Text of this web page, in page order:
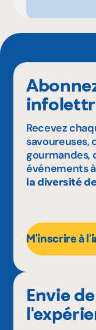
Recevez
savoureuses,
gourmandes,
événements
la diversité
M'inscrire à
Envie